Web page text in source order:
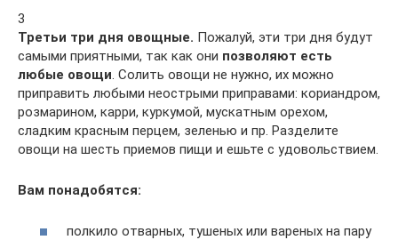
3
Третьи три дня овощные. Пожалуй, эти три дня будут
самыми приятными, так как они позволяют есть
любые овощи . Солить овощи не нужно, их можно
приправить любыми неострыми приправами: кориандром,
розмарином, карри, куркумой, мускатным орехом,
сладким красным перцем, зеленью и пр. Разделите
овощи на шесть приемов пищи и ешьте с удовольствием.
Вам понадобятся:
полкило отварных, тушеных или вареных на пару